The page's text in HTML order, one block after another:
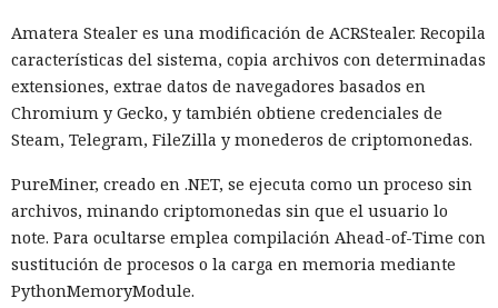
Amatera Stealer es una modificación de ACRStealer. Recopila
características del sistema, copia archivos con determinadas
extensiones, extrae datos de navegadores basados en
Chromium y Gecko, y también obtiene credenciales de
Steam, Telegram, FileZilla y monederos de criptomonedas.
PureMiner, creado en .NET, se ejecuta como un proceso sin
archivos, minando criptomonedas sin que el usuario lo
note. Para ocultarse emplea compilación Ahead-of-Time con
sustitución de procesos o la carga en memoria mediante
PythonMemoryModule.